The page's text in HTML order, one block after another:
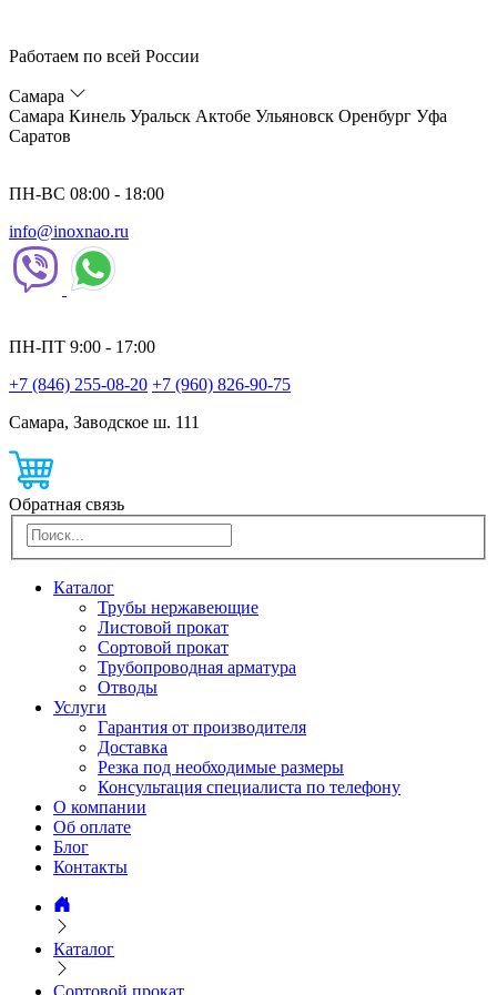
Работаем по всей России
Самара
Самара Кинель Уральск Актобе Ульяновск Оренбург Уфа
Саратов
ПН-ВС 08:00 - 18:00
info@inoxnao.ru
ПН-ПТ 9:00 - 17:00
+7 (846) 255-08-20 +7 (960) 826-90-75
Самара, Заводское ш. 111
Обратная связь
Каталог
Трубы нержавеющие
Листовой прокат
Сортовой прокат
Трубопроводная арматура
Отводы
Услуги
Гарантия от производителя
Доставка
Резка под необходимые размеры
Консультация специалиста по телефону
О компании
Об оплате
Блог
Контакты
Каталог
Сортовой прокат